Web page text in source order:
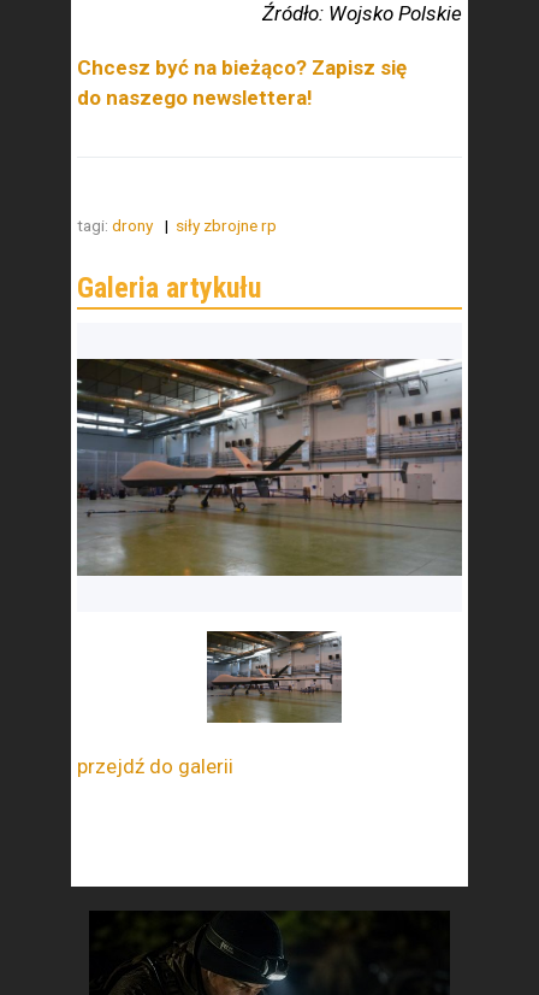
Źródło: Wojsko Polskie
Chcesz być na bieżąco? Zapisz się
do naszego newslettera!
tagi: drony siły zbrojne rp
przejdź do galerii